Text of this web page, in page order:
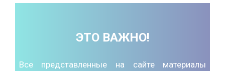
ЭТО ВАЖНО!
Все представленные на сайте материалы